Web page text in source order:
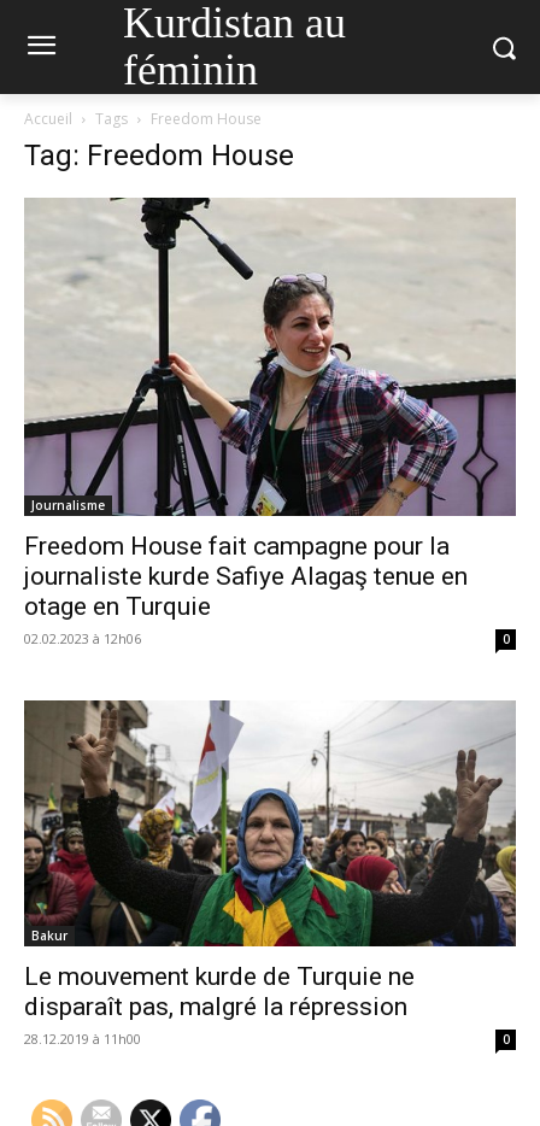
Kurdistan au
féminin
Accueil Tags Freedom House
Tag: Freedom House
Journalisme
Freedom House fait campagne pour la
journaliste kurde Safiye Alagaş tenue en
otage en Turquie
02.02.2023 à 12h06 0
Bakur
Le mouvement kurde de Turquie ne
disparaît pas, malgré la répression
28.12.2019 à 11h00 0